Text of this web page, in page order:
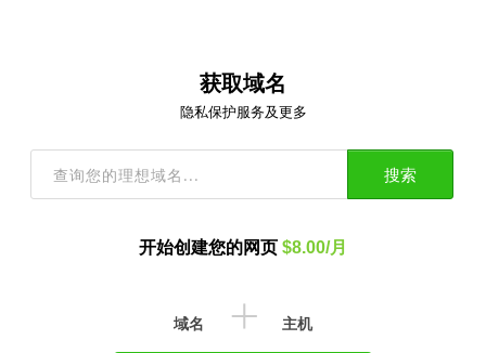
开始创建您的网页 $8.00/月
域名 + 主机
获取域名
隐私保护服务及更多
搜索